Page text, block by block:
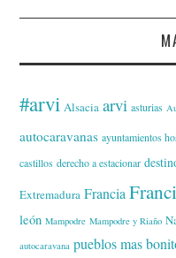
#arvi Alsacia arvi asturias
autocaravanas ayuntamientos
castillos derecho a estacionar
Extremadura Francia
león Mampodre Mampodre y Riaño
autocaravana pueblos mas